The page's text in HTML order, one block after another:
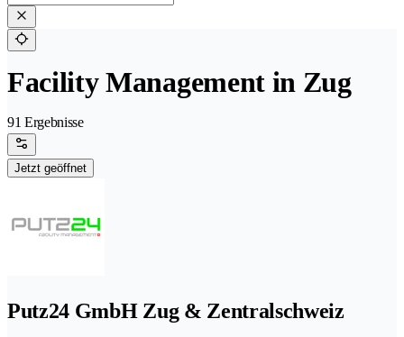
Facility Management in Zug
91 Ergebnisse
Jetzt geöffnet
Putz24 GmbH Zug & Zentralschweiz